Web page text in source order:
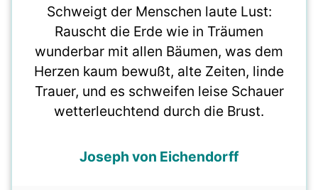
Schweigt der Menschen laute Lust:
Rauscht die Erde wie in Träumen
wunderbar mit allen Bäumen, was dem
Herzen kaum bewußt, alte Zeiten, linde
Trauer, und es schweifen leise Schauer
wetterleuchtend durch die Brust.
Joseph von Eichendorff